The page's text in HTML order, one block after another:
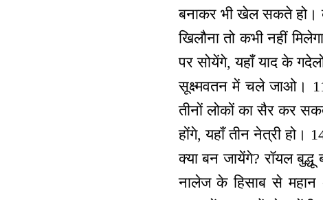
बनाकर भी खेल सकते हो।
खिलौना तो कभी नहीं
पर सोयेंगे, यहाँ याद के
सूक्ष्मवतन में चले जाओ।
तीनों लोकों का सैर कर
होंगे, यहाँ तीन नेत्री
क्या बन जायेंगे? रॉयल बुद्धू
नालेज के हिसाब से महान